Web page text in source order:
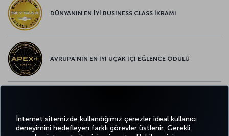
İnternet sitemizde kullandığımız çerezler ideal kullanıcı
deneyimini hedefleyen farklı görevler üstlenir. Gerekli
DÜNYANIN EN İYİ BUSINESS CLASS İKRAMI
AVRUPA’NIN EN İYİ UÇAK İÇİ EĞLENCE ÖDÜLÜ